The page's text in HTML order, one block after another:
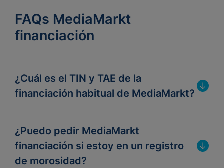
FAQs MediaMarkt
financiación
¿Cuál es el TIN y TAE de la
financiación habitual de MediaMarkt?
¿Puedo pedir MediaMarkt
financiación si estoy en un registro
de morosidad?